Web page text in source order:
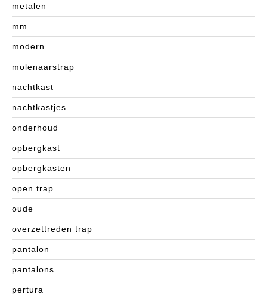
metalen
mm
modern
molenaarstrap
nachtkast
nachtkastjes
onderhoud
opbergkast
opbergkasten
open trap
oude
overzettreden trap
pantalon
pantalons
pertura